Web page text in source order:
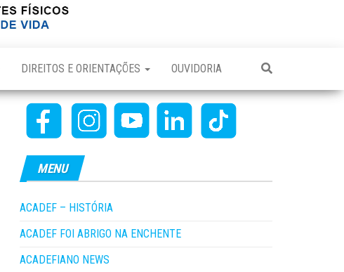
DIREITOS E ORIENTAÇÕES OUVIDORIA
MENU
ACADEF – HISTÓRIA
ACADEF FOI ABRIGO NA ENCHENTE
ACADEFIANO NEWS